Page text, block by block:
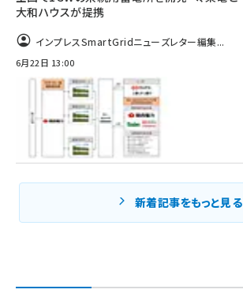
大和ハウスが提携
インプレスSmartGridニューズレター編集...
6月22日 13:00
新着記事をもっと見る